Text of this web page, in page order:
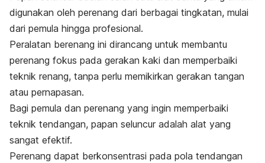
digunakan oleh perenang dari berbagai tingkatan, mulai
dari pemula hingga profesional.
Peralatan berenang ini dirancang untuk membantu
perenang fokus pada gerakan kaki dan memperbaiki
teknik renang, tanpa perlu memikirkan gerakan tangan
atau pernapasan.
Bagi pemula dan perenang yang ingin memperbaiki
teknik tendangan, papan seluncur adalah alat yang
sangat efektif.
Perenang dapat berkonsentrasi pada pola tendangan